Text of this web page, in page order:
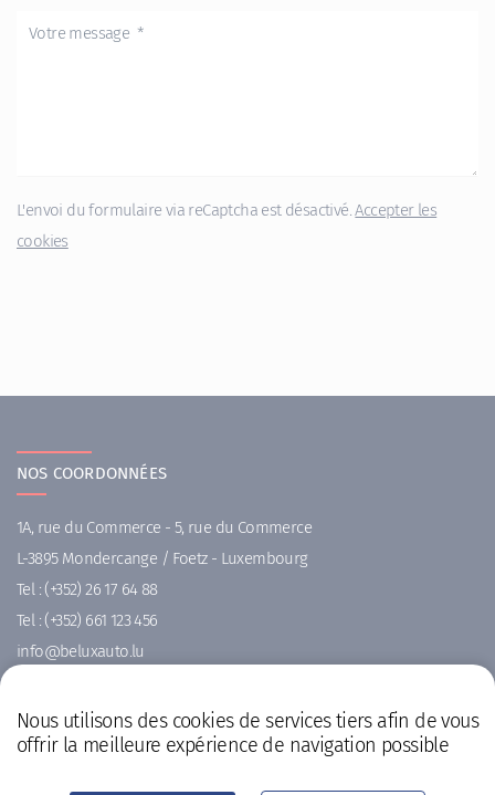
L'envoi du formulaire via reCaptcha est désactivé.Accepter les
cookies
NOS COORDONNÉES
1A, rue du Commerce - 5, rue du Commerce
L-3895 Mondercange / Foetz - Luxembourg
Tel : (+352) 26 17 64 88
Tel : (+352) 661 123 456
ul.otuax
uleb@of
ni
NOS HORAIRES
Nous utilisons des cookies de services tiers afin de vous
offrir la meilleure expérience de navigation possible